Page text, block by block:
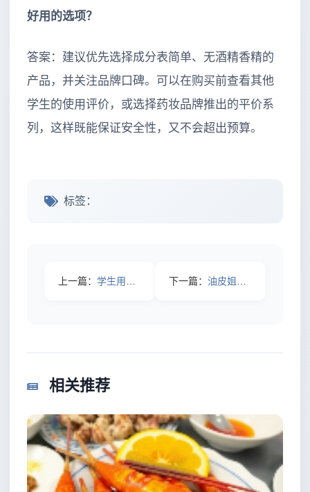
好用的选项？
答案：建议优先选择成分表简单、无酒精香精的
产品，并关注品牌口碑。可以在购买前查看其他
学生的使用评价，或选择药妆品牌推出的平价系
列，这样既能保证安全性，又不会超出预算。
标签：
上一篇： 学生用手工剃须皂有什么好处？ 下一篇： 油皮姐妹搜救令：有没有控油又滋润的水乳？
相关推荐